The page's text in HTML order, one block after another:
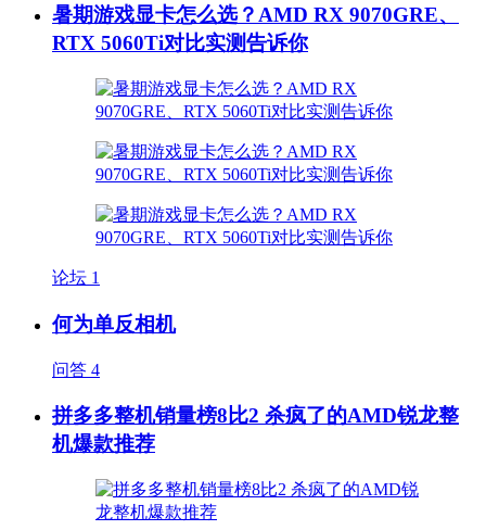
暑期游戏显卡怎么选？AMD RX 9070GRE、
RTX 5060Ti对比实测告诉你
论坛 1
何为单反相机
问答 4
拼多多整机销量榜8比2 杀疯了的AMD锐龙整
机爆款推荐